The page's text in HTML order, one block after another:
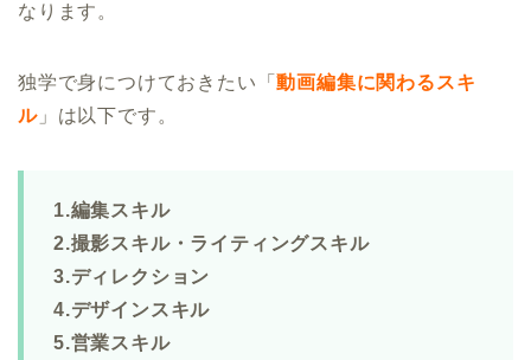
なります。
独学で身につけておきたい「動画編集に関わるスキ
ル」は以下です。
1.編集スキル
2.撮影スキル・ライティングスキル
3.ディレクション
4.デザインスキル
5.営業スキル